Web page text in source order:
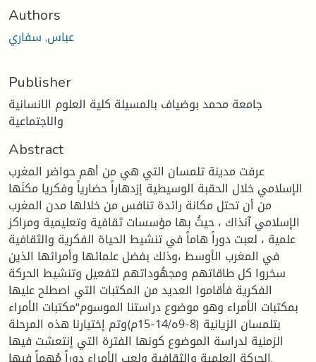
Authors
عباس, سفاري
Publisher
جامعة محمد بوضياف بالمسيلة كلية العلوم الانسانية
والاجتماعية
Abstract
عرفت مدينة تلمسان التي هي من أهم حواضر المغرب
الإسلامي خلال الحقبة الوسيطية إزدهاراً حضارياً وفكريا مكنَها
من أن تحتل مكانة رائدة تنافس من خلالها مدن المغرب
الإسلامي آنذاك ، حيثُ بها مؤسسات ثقافية وتعليمية ومراكز
علمية ، لعبت دوراً هاماً في تنشيط الحياة الفكرية والثقافية
في المغرب الأوسط ،وذلك بفضل علمائها وأمرائها الذين
سخروا كل طاقاتهم ومجهُوداتهم لتفعيل وتنشيط الحركة
الفكرية فأقاموا العديد من المكتبات التي اصطلح عليها
بمكتبات الأمراء وهو موضوع دراستنا الموسوم"مكتبات الأمراء
بتلمسان الزيانية (8-9ه/14-15م)وتم إختيارنا هذه المرحلة
الزمنية لدراسة الموضوع كونها الفترة التي إنتعشت فيها